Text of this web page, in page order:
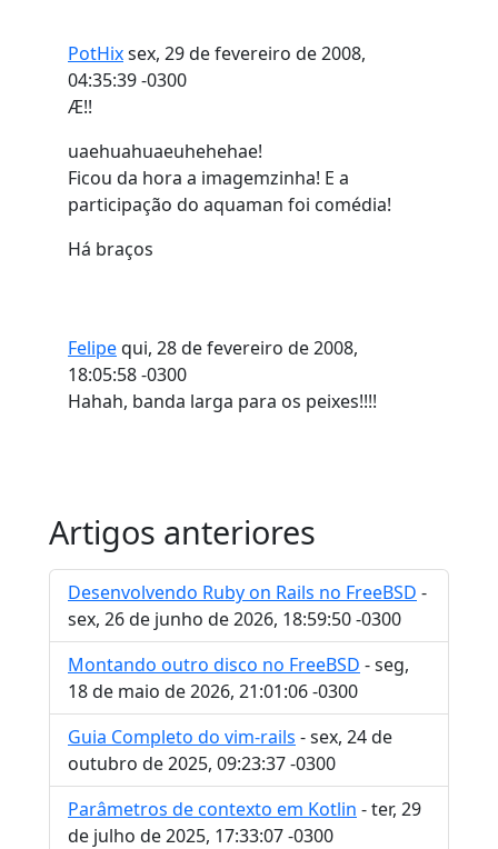
PotHixsex, 29 de fevereiro de 2008,
04:35:39 -0300
Æ!!
uaehuahuaeuhehehae!
Ficou da hora a imagemzinha! E a
participação do aquaman foi comédia!
Há braços
Felipequi, 28 de fevereiro de 2008,
18:05:58 -0300
Hahah, banda larga para os peixes!!!!
Artigos anteriores
Desenvolvendo Ruby on Rails no FreeBSD -
sex, 26 de junho de 2026, 18:59:50 -0300
Montando outro disco no FreeBSD - seg,
18 de maio de 2026, 21:01:06 -0300
Guia Completo do vim-rails - sex, 24 de
outubro de 2025, 09:23:37 -0300
Parâmetros de contexto em Kotlin - ter, 29
de julho de 2025, 17:33:07 -0300